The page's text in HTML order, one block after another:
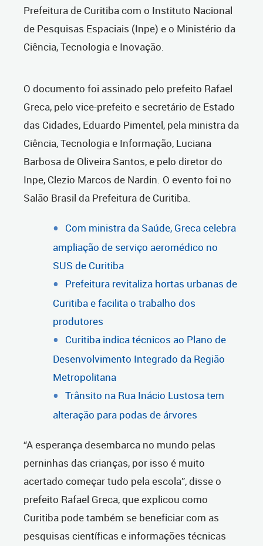
Prefeitura de Curitiba com o Instituto Nacional
de Pesquisas Espaciais (Inpe) e o Ministério da
Ciência, Tecnologia e Inovação.
O documento foi assinado pelo prefeito Rafael
Greca, pelo vice-prefeito e secretário de Estado
das Cidades, Eduardo Pimentel, pela ministra da
Ciência, Tecnologia e Informação, Luciana
Barbosa de Oliveira Santos, e pelo diretor do
Inpe, Clezio Marcos de Nardin. O evento foi no
Salão Brasil da Prefeitura de Curitiba.
Com ministra da Saúde, Greca celebra
ampliação de serviço aeromédico no
SUS de Curitiba
Prefeitura revitaliza hortas urbanas de
Curitiba e facilita o trabalho dos
produtores
Curitiba indica técnicos ao Plano de
Desenvolvimento Integrado da Região
Metropolitana
Trânsito na Rua Inácio Lustosa tem
alteração para podas de árvores
“A esperança desembarca no mundo pelas
perninhas das crianças, por isso é muito
acertado começar tudo pela escola”, disse o
prefeito Rafael Greca, que explicou como
Curitiba pode também se beneficiar com as
pesquisas científicas e informações técnicas